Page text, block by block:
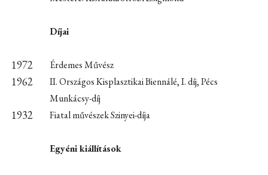
Díjai
1972 Érdemes Művész
1962
II. Országos Kisplasztikai Biennálé, I. díj, Pécs
Munkácsy-díj
1932 Fiatal művészek Szinyei-díja
Egyéni kiállítások